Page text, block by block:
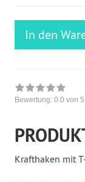
In den
Bewertung: 0.0 von 5
Krafthaken mit